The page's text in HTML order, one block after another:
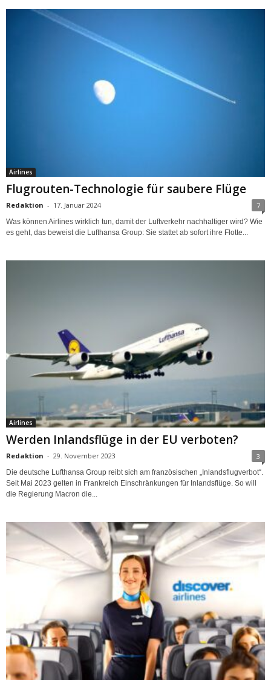
Airlines
Flugrouten-Technologie für saubere Flüge
Redaktion - 17. Januar 2024 7
Was können Airlines wirklich tun, damit der Luftverkehr nachhaltiger wird? Wie
es geht, das beweist die Lufthansa Group: Sie stattet ab sofort ihre Flotte...
Airlines
Werden Inlandsflüge in der EU verboten?
Redaktion - 29. November 2023 3
Die deutsche Lufthansa Group reibt sich am französischen „Inlandsflugverbot“.
Seit Mai 2023 gelten in Frankreich Einschränkungen für Inlandsflüge. So will
die Regierung Macron die...